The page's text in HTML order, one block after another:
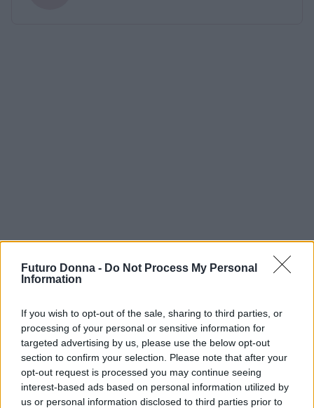
Futuro Donna - Do Not Process My Personal
Information
If you wish to opt-out of the sale, sharing to third parties, or
processing of your personal or sensitive information for
targeted advertising by us, please use the below opt-out
section to confirm your selection. Please note that after your
opt-out request is processed you may continue seeing
interest-based ads based on personal information utilized by
us or personal information disclosed to third parties prior to
Continua a leggere
TEEN NEWS